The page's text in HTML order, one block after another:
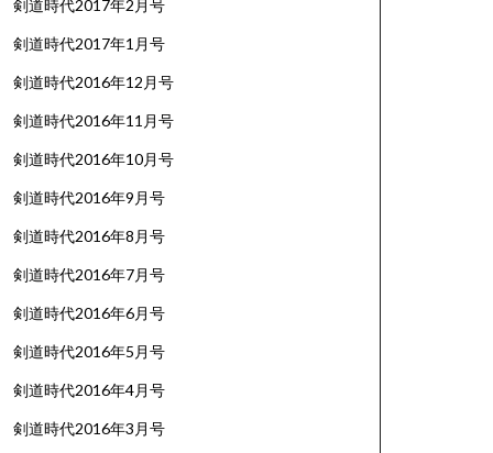
剣道時代2017年2月号
剣道時代2017年1月号
剣道時代2016年12月号
剣道時代2016年11月号
剣道時代2016年10月号
剣道時代2016年9月号
剣道時代2016年8月号
剣道時代2016年7月号
剣道時代2016年6月号
剣道時代2016年5月号
剣道時代2016年4月号
剣道時代2016年3月号